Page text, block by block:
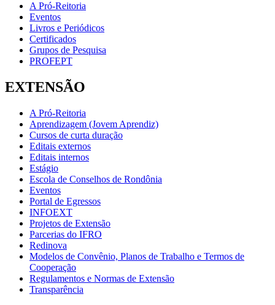
A Pró-Reitoria
Eventos
Livros e Periódicos
Certificados
Grupos de Pesquisa
PROFEPT
EXTENSÃO
A Pró-Reitoria
Aprendizagem (Jovem Aprendiz)
Cursos de curta duração
Editais externos
Editais internos
Estágio
Escola de Conselhos de Rondônia
Eventos
Portal de Egressos
INFOEXT
Projetos de Extensão
Parcerias do IFRO
Redinova
Modelos de Convênio, Planos de Trabalho e Termos de
Cooperação
Regulamentos e Normas de Extensão
Transparência